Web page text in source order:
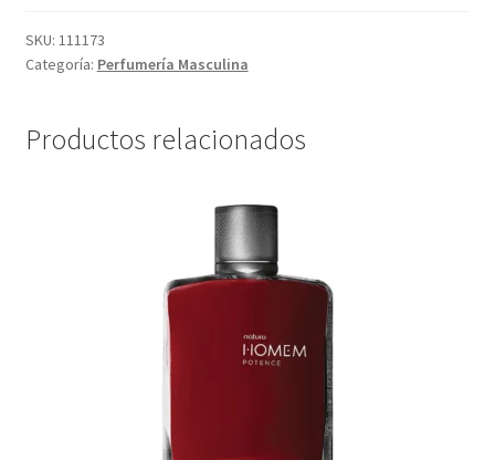
Aventura
-
cantidad
SKU: 111173
Categoría: Perfumería Masculina
Productos relacionados